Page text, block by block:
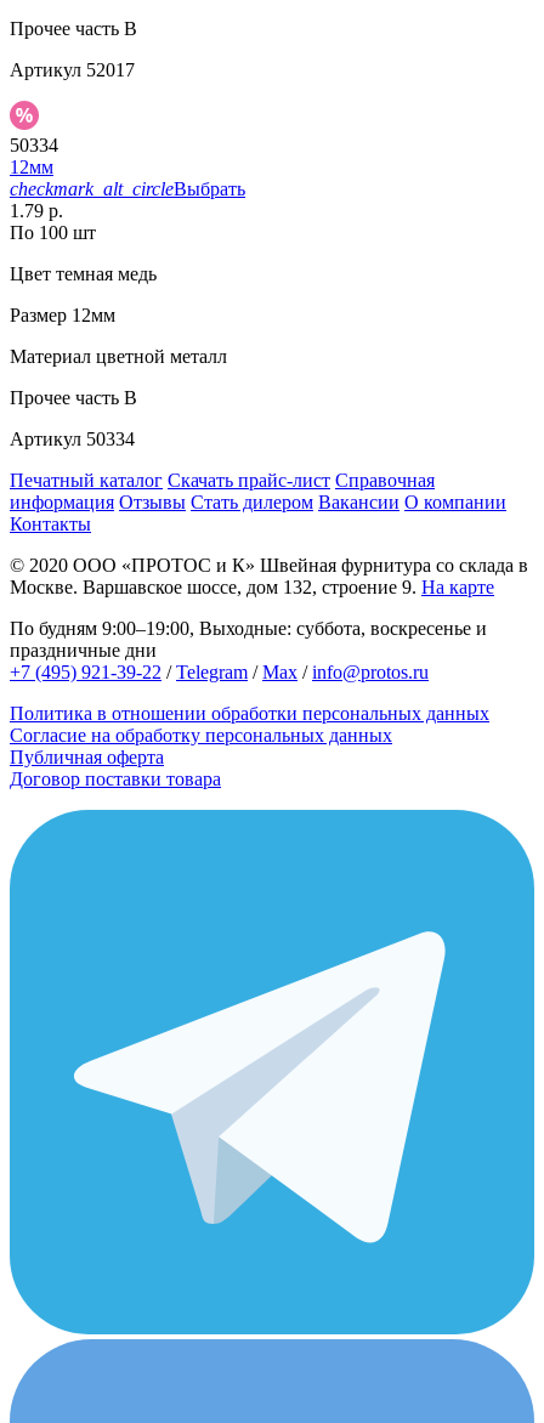
Прочее часть В
Артикул 52017
50334
12мм
checkmark_alt_circleВыбрать
1.79 р.
По 100 шт
Цвет темная медь
Размер 12мм
Материал цветной металл
Прочее часть B
Артикул 50334
Печатный каталог Скачать прайс-лист Справочная
информация Отзывы Стать дилером Вакансии О компании
Контакты
© 2020 ООО «ПРОТОС и К» Швейная фурнитура со склада в
Москве. Варшавское шоссе, дом 132, строение 9. На карте
По будням 9:00–19:00, Выходные: суббота, воскресенье и
праздничные дни
+7 (495) 921-39-22 /Telegram /Max /info@protos.ru
Политика в отношении обработки персональных данных
Согласие на обработку персональных данных
Публичная оферта
Договор поставки товара